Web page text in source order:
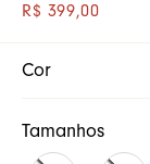
R$ 399,00
Cor
Tamanhos